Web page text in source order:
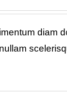
diam